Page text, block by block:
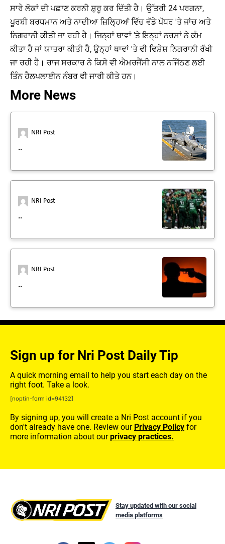
ਸਾਰੇ ਲੋਕਾਂ ਦੀ ਪਛਾਣ ਕਰਨੀ ਸ਼ੁਰੂ ਕਰ ਦਿੱਤੀ ਹੈ। ਉੱਤਰੀ 24 ਪਰਗਨਾ,
ਪੂਰਬੀ ਬਰਧਮਾਨ ਅਤੇ ਨਾਦੀਆ ਜ਼ਿਲ੍ਹਿਆਂ ਵਿੱਚ ਵੱਡੇ ਪੱਧਰ 'ਤੇ ਜਾਂਚ ਅਤੇ
ਨਿਗਰਾਨੀ ਕੀਤੀ ਜਾ ਰਹੀ ਹੈ। ਜਿਨ੍ਹਾਂ ਥਾਵਾਂ 'ਤੇ ਇਨ੍ਹਾਂ ਨਰਸਾਂ ਨੇ ਕੰਮ
ਕੀਤਾ ਹੈ ਜਾਂ ਯਾਤਰਾ ਕੀਤੀ ਹੈ, ਉਨ੍ਹਾਂ ਥਾਵਾਂ 'ਤੇ ਵੀ ਵਿਸ਼ੇਸ਼ ਨਿਗਰਾਨੀ ਰੱਖੀ
ਜਾ ਰਹੀ ਹੈ। ਰਾਜ ਸਰਕਾਰ ਨੇ ਕਿਸੇ ਵੀ ਐਮਰਜੈਂਸੀ ਨਾਲ ਨਜਿੱਠਣ ਲਈ
ਤਿੰਨ ਹੈਲਪਲਾਈਨ ਨੰਬਰ ਵੀ ਜਾਰੀ ਕੀਤੇ ਹਨ।
More News
NRI Post
..
NRI Post
..
NRI Post
..
Sign up for Nri Post Daily Tip
A quick morning email to help you start each day on the
right foot. Take a look.
[noptin-form id=94132]
By signing up, you will create a Nri Post account if you
don't already have one. Review our Privacy Policy for
more information about ourprivacy practices.
Stay updated with our social
media platforms